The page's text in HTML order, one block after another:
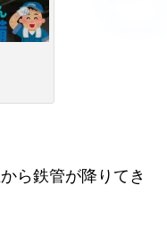
ら鉄管が降りてき